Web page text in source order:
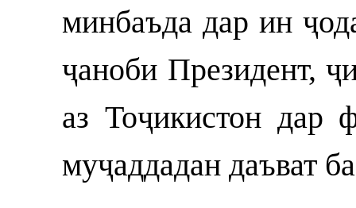
минбаъда дар ин
ҷаноби Президент,
аз Тоҷикистон дар
муҷаддадан даъват